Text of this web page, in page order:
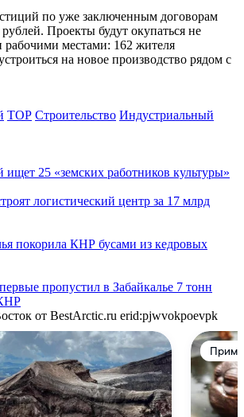
по уже заключенным договорам
Проекты будут окупаться не
рабочими местами: 162 жителя
на новое производство рядом с
ТОР Строительство Индустриальный
ищет 25 «земских работников культуры»
логистический центр за 17 млрд
покорила КНР бусами из кедровых
пропустил в Забайкалье 7 тонн
от BestArctic.ru erid:pjwvokpoevpk